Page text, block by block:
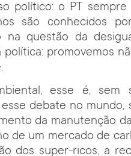
político: o PT
são conhecidos
na questão da
promovemos
esse é, sem
debate no
da manutenção
de um mercado de
dos super-ricos, a